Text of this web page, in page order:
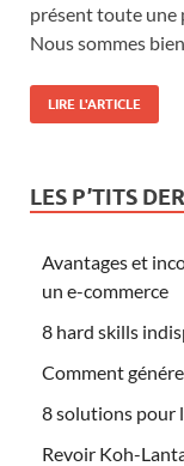
présent toute une
Nous sommes
LIRE L'ARTICLE
LES P’TITS
Avantages et
un e-commerce
8 hard skills
Comment
8 solutions pour
Revoir Koh-